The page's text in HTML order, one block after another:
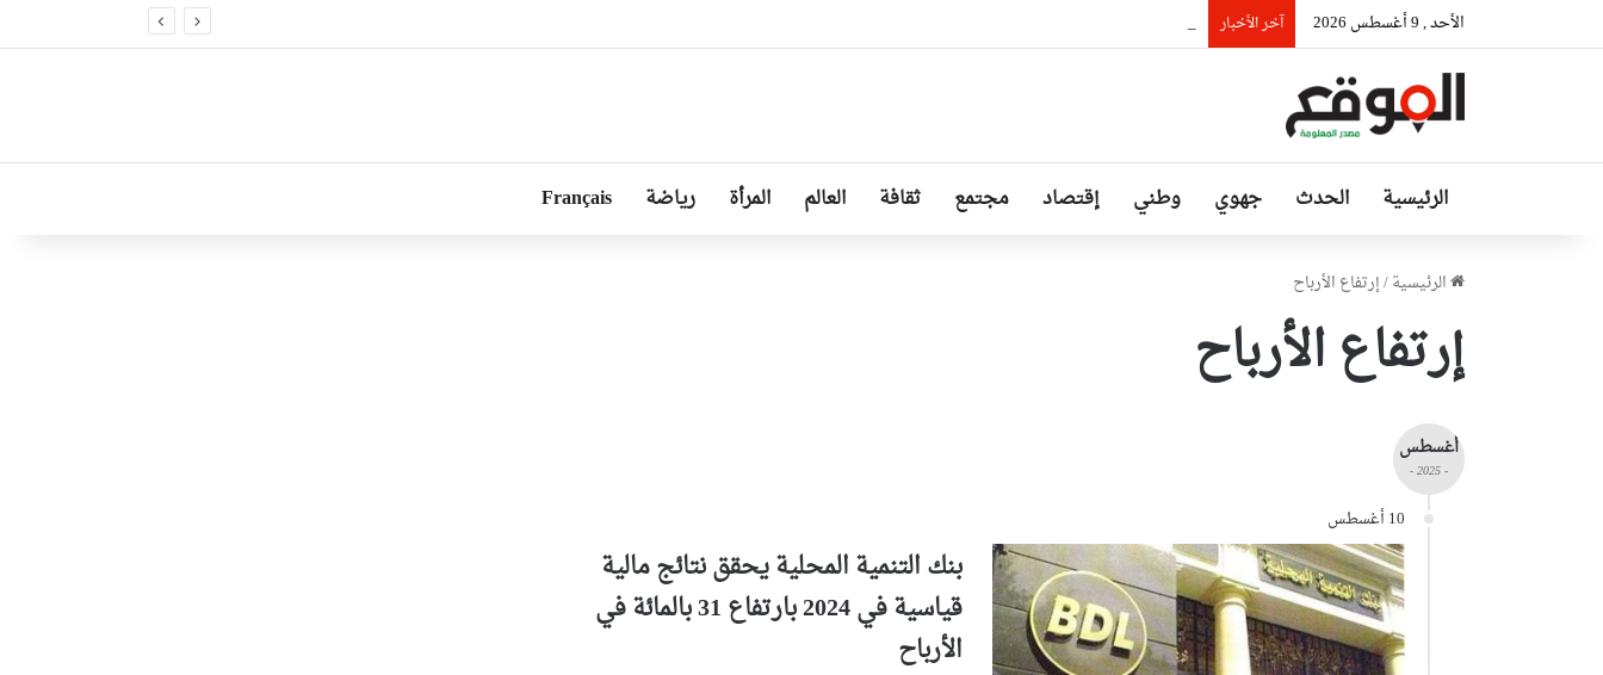
الأحد , 9 أغسطس 2026 آخر الأخبار تواصل أشغال تطوير وصيانة شبكة الطرق عبر 13 ولاية ضمن برنامج 2026
الرئيسية الحدث جهوي وطني إقتصاد مجتمع ثقافة العالم المرأة رياضة Français
الرئيسية/إرتفاع الأرباح
إرتفاع الأرباح
أغسطس
- 2025 -
10 أغسطس
بنك التنمية المحلية يحقق نتائج مالية
قياسية في 2024 بارتفاع 31 بالمائة في
الأرباح